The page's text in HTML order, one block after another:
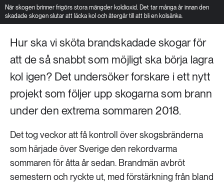
När skogen brinner frigörs stora mängder koldioxid. Det tar många år innan den
skadade skogen slutar att läcka kol och återgår till att bli en kolsänka.
Hur ska vi sköta brandskadade skogar för
att de så snabbt som möjligt ska börja lagra
kol igen? Det undersöker forskare i ett nytt
projekt som följer upp skogarna som brann
under den extrema sommaren 2018.
Det tog veckor att få kontroll över skogsbränderna
som härjade över Sverige den rekordvarma
sommaren för åtta år sedan. Brandmän avbröt
semestern och ryckte ut, med förstärkning från bland